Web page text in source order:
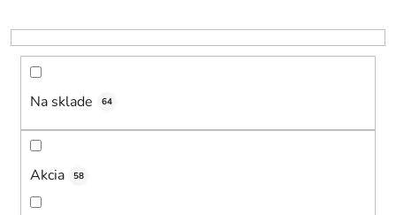
r
o
Na sklade 64
Akcia 58